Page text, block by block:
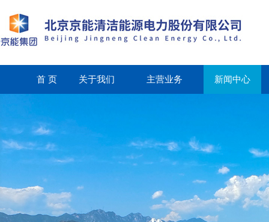
首 页 关于我们 主营业务 新闻中心